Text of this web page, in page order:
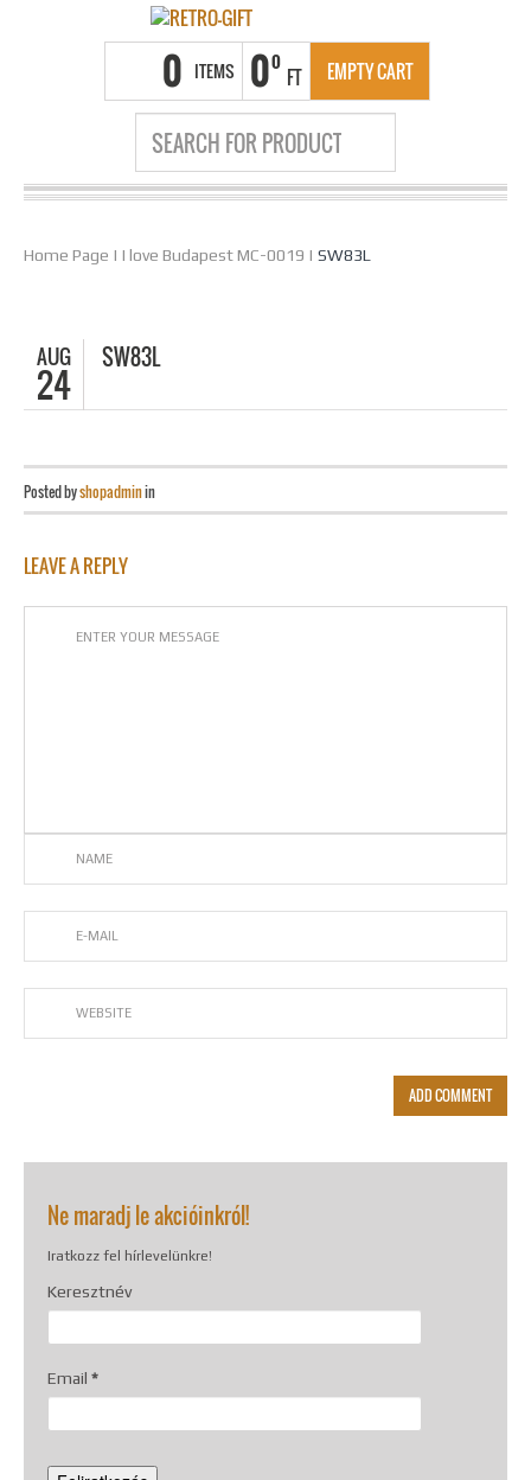
0 ITEMS 00
FT EMPTY CART
Home Page | I love Budapest MC-0019 | SW83L
AUG
24
SW83L
Posted byshopadminin
LEAVE A REPLY
Ne maradj le akcióinkról!
Iratkozz fel hírlevelünkre!
Keresztnév
Email *